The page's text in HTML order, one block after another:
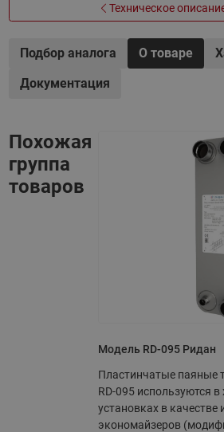
Техническое
Подбор аналога О товаре
Документация
Похожая
группа
товаров
Модель RD-095 Ридан
Пластинчатые паяные
RD-095 используются
установках в качестве
экономайзеров